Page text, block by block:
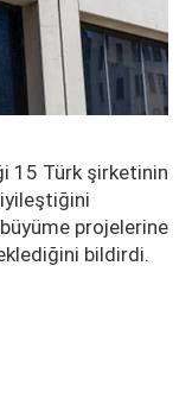
15 Türk şirketinin
iyileştiğini
projelerine
bildirdi.